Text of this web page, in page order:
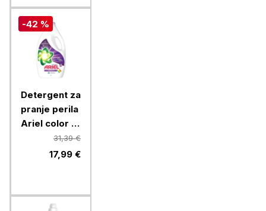
-42 %
Detergent za
pranje perila
Ariel color 3
l, 60 pranj31,39 €
17,99 €